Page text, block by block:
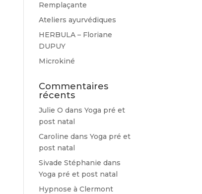
Remplaçante
Ateliers ayurvédiques
HERBULA – Floriane
DUPUY
Microkiné
Commentaires
récents
Julie O dansYoga pré et
post natal
Caroline dansYoga pré et
post natal
Sivade Stéphanie dans
Yoga pré et post natal
Hypnose à Clermont